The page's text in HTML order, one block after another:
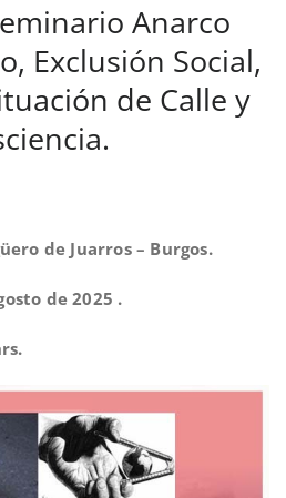
Anarco
Exclusión Social,
de Calle y
de Juarros – Burgos.
de 2025 .
s.